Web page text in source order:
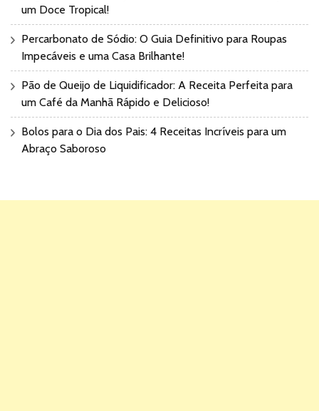
um Doce Tropical!
Percarbonato de Sódio: O Guia Definitivo para Roupas
Impecáveis e uma Casa Brilhante!
Pão de Queijo de Liquidificador: A Receita Perfeita para
um Café da Manhã Rápido e Delicioso!
Bolos para o Dia dos Pais: 4 Receitas Incríveis para um
Abraço Saboroso